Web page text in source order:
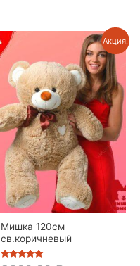
Акция!
Мишка 120см
св.коричневый